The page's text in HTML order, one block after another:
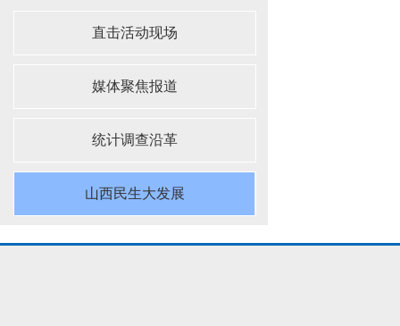
直击活动现场
媒体聚焦报道
统计调查沿革
山西民生大发展